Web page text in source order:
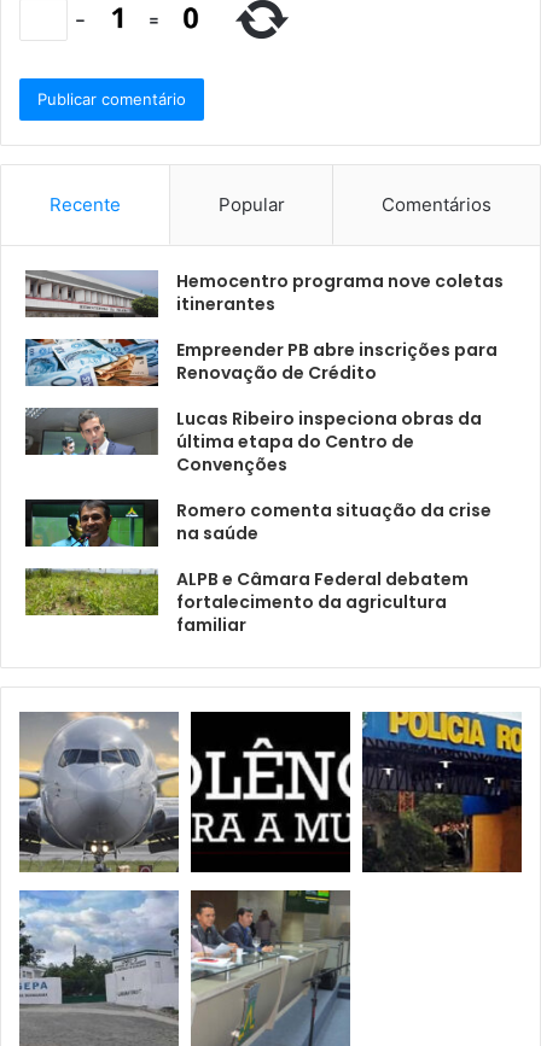
− =
Recente Popular Comentários
Hemocentro programa nove coletas
itinerantes
Empreender PB abre inscrições para
Renovação de Crédito
Lucas Ribeiro inspeciona obras da
última etapa do Centro de
Convenções
Romero comenta situação da crise
na saúde
ALPB e Câmara Federal debatem
fortalecimento da agricultura
familiar